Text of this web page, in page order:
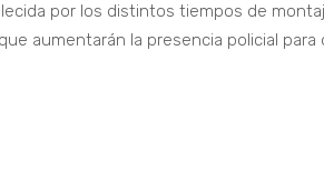
por los distintos tiempos de
aumentarán la presencia policial